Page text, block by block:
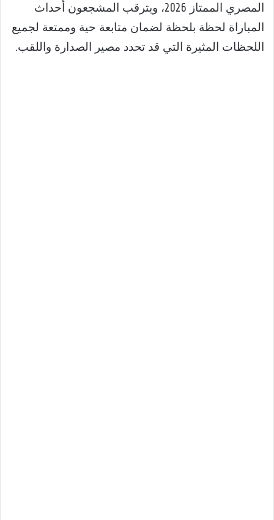
المصري الممتاز 2026، ويترقب المشجعون أحداث
المباراة لحظة بلحظة لضمان متابعة حية وممتعة لجميع
اللحظات المثيرة التي قد تحدد مصير الصدارة واللقب.